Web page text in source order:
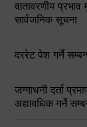
वातावरणीय
सार्वजनिक सूचना
दररेट पेश गर्ने
जग्गाधनी दर्ता
अद्यावधिक गर्ने